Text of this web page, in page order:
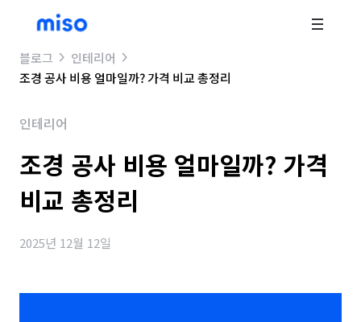
블로그
인테리어
조경 공사 비용 얼마일까? 가격 비교 총정리
인테리어
조경 공사 비용 얼마일까? 가격
비교 총정리
2025년 12월 12일